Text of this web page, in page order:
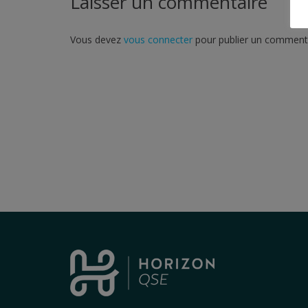
Vous devez vous connecter pour publier un